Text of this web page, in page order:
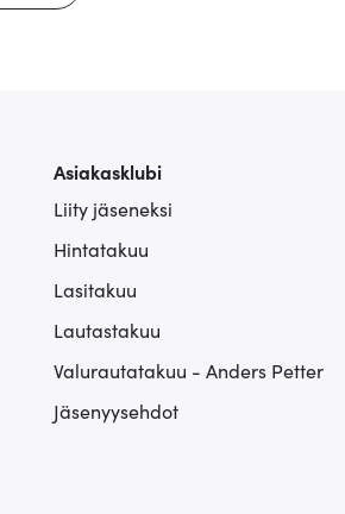
Asiakasklubi
Liity jäseneksi
Hintatakuu
Lasitakuu
Lautastakuu
Valurautatakuu - Anders Petter
Jäsenyysehdot